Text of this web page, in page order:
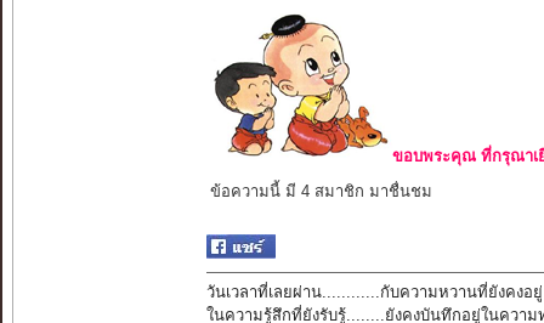
ขอบพระคุณ ที่กรุณาเ
ข้อความนี้ มี 4 สมาชิก มาชื่นชม
วันเวลาที่เลยผ่าน............กับความหวานที่ยังคงอยู่
ในความรู้สึกที่ยังรับรู้........ยังคงบันทึกอยู่ในความ